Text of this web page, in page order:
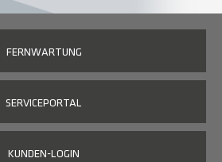
FERNWARTUNG
SERVICEPORTAL
KUNDEN-LOGIN